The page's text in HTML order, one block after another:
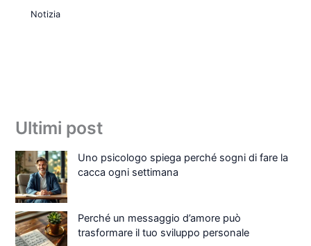
Notizia
Ultimi post
Uno psicologo spiega perché sogni di fare la
cacca ogni settimana
Perché un messaggio d’amore può
trasformare il tuo sviluppo personale